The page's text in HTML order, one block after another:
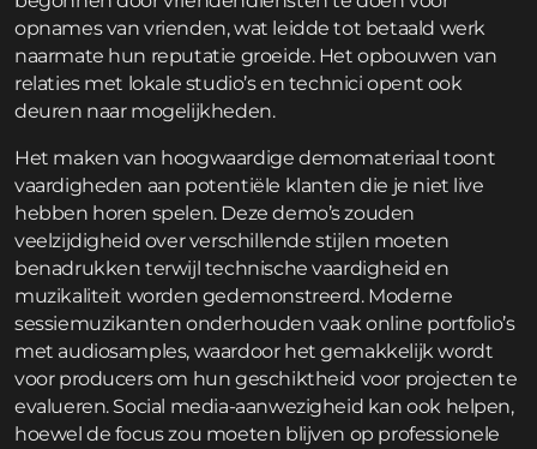
opnames van vrienden, wat leidde tot betaald werk
naarmate hun reputatie groeide. Het opbouwen van
relaties met lokale studio’s en technici opent ook
deuren naar mogelijkheden.
Het maken van hoogwaardige demomateriaal toont
vaardigheden aan potentiële klanten die je niet live
hebben horen spelen. Deze demo’s zouden
veelzijdigheid over verschillende stijlen moeten
benadrukken terwijl technische vaardigheid en
muzikaliteit worden gedemonstreerd. Moderne
sessiemuzikanten onderhouden vaak online portfolio’s
met audiosamples, waardoor het gemakkelijk wordt
voor producers om hun geschiktheid voor projecten te
evalueren. Social media-aanwezigheid kan ook helpen,
hoewel de focus zou moeten blijven op professionele